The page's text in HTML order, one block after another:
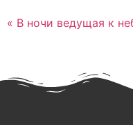
« В ночи ведущая к